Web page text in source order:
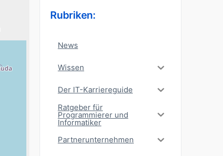
Rubriken:
News
Wissen
Der IT-Karriereguide
Ratgeber für
Programmierer und
Informatiker
Partnerunternehmen